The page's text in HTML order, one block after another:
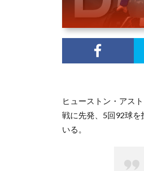
ヒューストン・アス
戦に先発、5回92球
いる。